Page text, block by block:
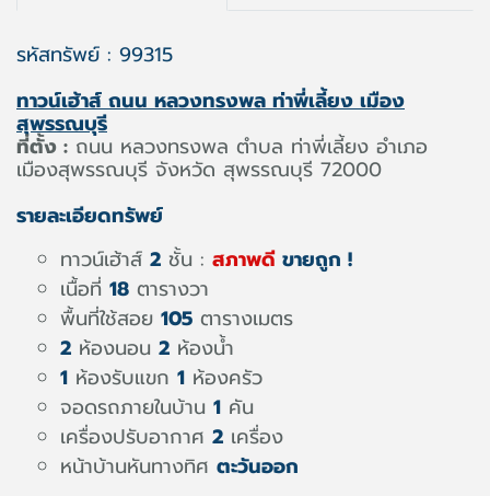
รหัสทรัพย์ : 99315
ทาวน์เฮ้าส์ ถนน หลวงทรงพล ท่าพี่เลี้ยง เมือง
สุพรรณบุรี
ที่ตั้ง : ถนน หลวงทรงพล ตำบล ท่าพี่เลี้ยง อำเภอ
เมืองสุพรรณบุรี จังหวัด สุพรรณบุรี 72000
รายละเอียดทรัพย์
ทาวน์เฮ้าส์ 2 ชั้น : สภาพดี ขายถูก !
เนื้อที่ 18 ตารางวา
พื้นที่ใช้สอย 105 ตารางเมตร
2 ห้องนอน 2 ห้องน้ำ
1 ห้องรับแขก 1 ห้องครัว
จอดรถภายในบ้าน 1 คัน
เครื่องปรับอากาศ 2 เครื่อง
หน้าบ้านหันทางทิศ ตะวันออก